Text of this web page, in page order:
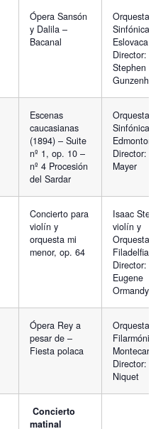
Ópera Sansón
y Dalila –
Bacanal
Orquesta
Sinfónica
Eslovaca.
Director:
Stephen
Escenas
caucasianas
(1894) – Suite
nº 1, op. 10 –
nº 4 Procesión
del Sardar
Orquesta
Sinfónica de
Edmonton;
Director: Uri
Mayer
Concierto para
violín y
orquesta mi
menor, op. 64
Isaac Stern,
violín y
Orquesta
Filadelfia.
Director:
Eugene
Ormandy
Ópera Rey a
pesar de –
Fiesta polaca
Orquesta
Filarmónica
Montecarlo;
Director:
Niquet
Concierto
matinal